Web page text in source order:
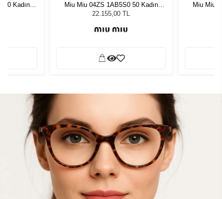
50 Kadın
Miu Miu 04ZS 1AB5S0 50 Kadın
Güneş Gözlüğü
22.155,00 TL
Miu Miu